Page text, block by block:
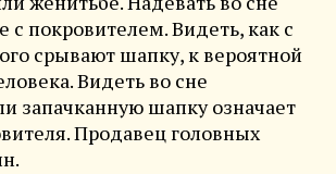
с покровителем. Видеть, как с
срывают шапку, к вероятной
Видеть во сне
запачканную шапку означает
Продавец головных